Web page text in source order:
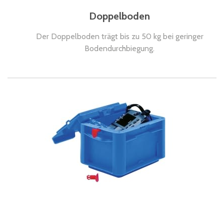
Doppelboden
Der Doppelboden trägt bis zu 50 kg bei geringer
Bodendurchbiegung.